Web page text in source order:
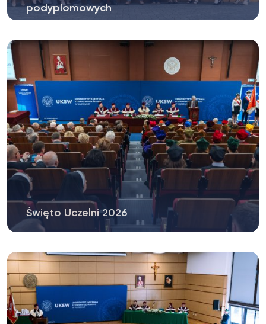
podyplomowych
Święto Uczelni 2026